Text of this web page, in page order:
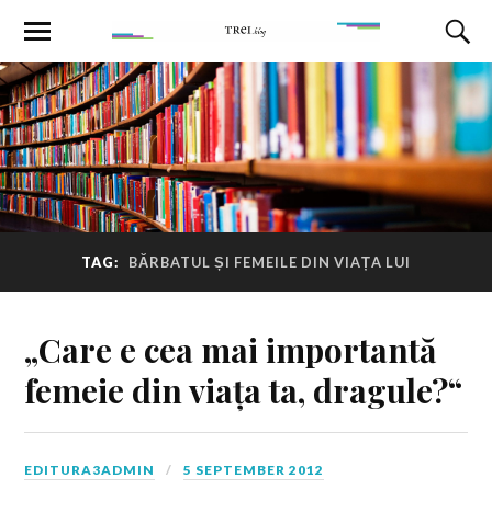
TAG: BĂRBATUL ȘI FEMEILE DIN VIAȚA LUI
„Care e cea mai importantă
femeie din viața ta, dragule?“
EDITURA3ADMIN 5 SEPTEMBER 2012